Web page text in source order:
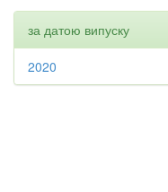
за датою випуску
2020